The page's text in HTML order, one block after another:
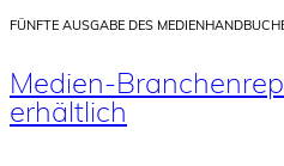
FÜNFTE AUSGABE DES
Medien-
erhältlich